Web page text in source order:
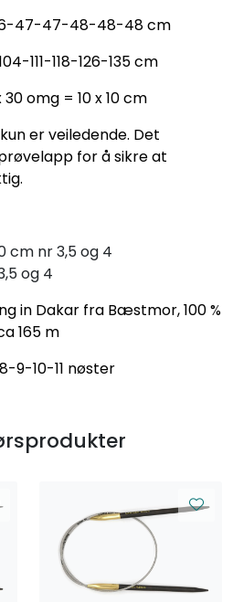
47-47-48-48-48 cm
111-118-126-135 cm
30 omg = 10 x 10 cm
er veiledende. Det
for å sikre at
cm nr 3,5 og 4
og 4
in Dakar fra Bæstmor, 100 %
165 m
9-10-11 nøster